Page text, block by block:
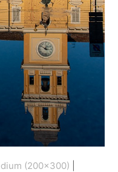
(200x300)